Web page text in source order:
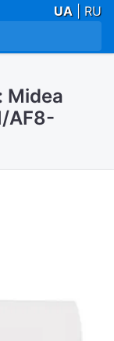
UA | RU
Midea
AF8-